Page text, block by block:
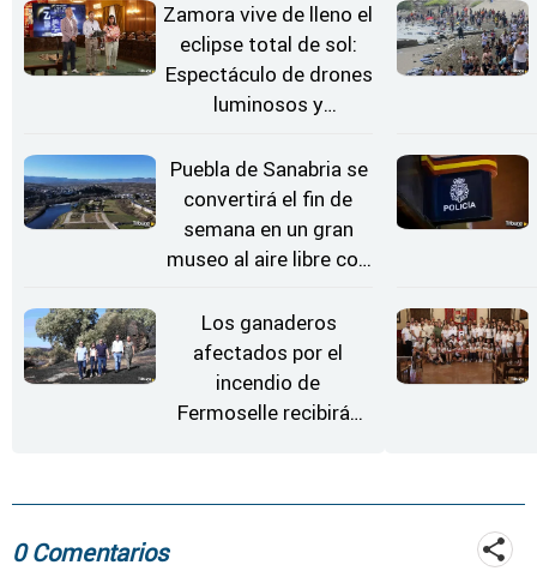
Zamora vive de lleno el
eclipse total de sol:
Espectáculo de drones
luminosos y
Estrellas
Puebla de Sanabria se
convertirá el fin de
semana en un gran
museo al aire libre con
Los ganaderos
afectados por el
incendio de
Fermoselle recibirán
0 Comentarios